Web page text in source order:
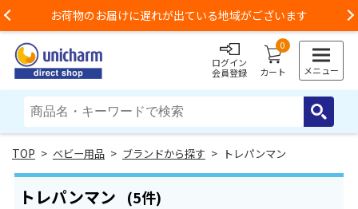
Previousお荷物のお届けに遅れが出ている地域がございます
ログイン
会員登録
0
カート メニュー
> ベビー用品 > ブランドから探す > トレパンマン
トレパンマン (5件)